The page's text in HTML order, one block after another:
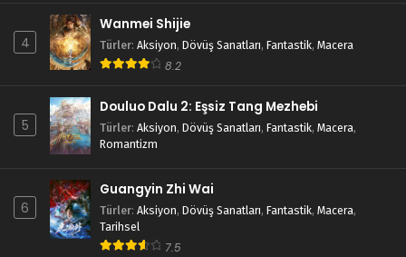
4
Wanmei Shijie
Türler: Aksiyon, Dövüş Sanatları, Fantastik, Macera
8.2
5
Douluo Dalu 2: Eşsiz Tang Mezhebi
Türler: Aksiyon, Dövüş Sanatları, Fantastik, Macera,
Romantizm
6
Guangyin Zhi Wai
Türler: Aksiyon, Dövüş Sanatları, Fantastik, Macera,
Tarihsel
7.5